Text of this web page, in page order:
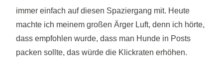
immer einfach auf diesen Spaziergang mit. Heute
machte ich meinem großen Ärger Luft, denn ich hörte,
dass empfohlen wurde, dass man Hunde in Posts
packen sollte, das würde die Klickraten erhöhen.